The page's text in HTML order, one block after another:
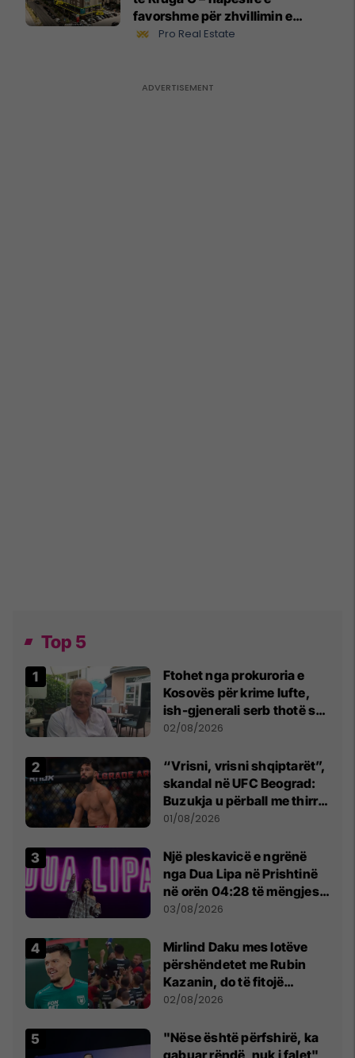
favorshme për zhvillimin e
biznesit #15796
Pro Real Estate
Top 5
Ftohet nga prokuroria e
Kosovës për krime lufte,
ish-gjenerali serb thotë se
dikush e tradhtoi në
02/08/2026
“Vrisni, vrisni shqiptarët”,
skandal në UFC Beograd:
Buzukja u përball me thirrje
anti-shqiptare nga
01/08/2026
Një pleskavicë e ngrënë
nga Dua Lipa në Prishtinë
në orën 04:28 të mëngjesit
- dhe bota digjitale serbe
03/08/2026
Mirlind Daku mes lotëve
përshëndetet me Rubin
Kazanin, do të fitojë
miliona te Spartak Moska
02/08/2026
"Nëse është përfshirë, ka